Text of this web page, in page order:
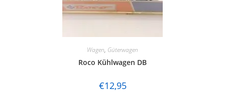
Wagen, Güterwagen
Roco Kühlwagen DB
€12,95